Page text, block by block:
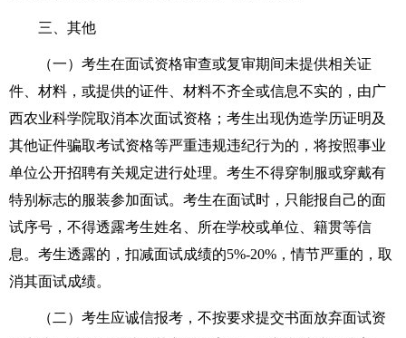
三、其他
（一）考生在面试资格审查或复审期间未提供相关证
件、材料，或提供的证件、材料不齐全或信息不实的，由广
西农业科学院取消本次面试资格；考生出现伪造学历证明及
其他证件骗取考试资格等严重违规违纪行为的，将按照事业
单位公开招聘有关规定进行处理。考生不得穿制服或穿戴有
特别标志的服装参加面试。考生在面试时，只能报自己的面
试序号，不得透露考生姓名、所在学校或单位、籍贯等信
息。考生透露的，扣减面试成绩的5%-20%，情节严重的，取
消其面试成绩。
（二）考生应诚信报考，不按要求提交书面放弃面试资